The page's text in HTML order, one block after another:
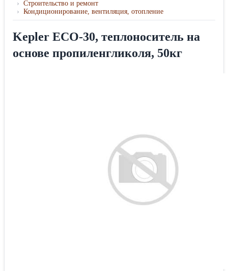
› Строительство и ремонт
› Кондиционирование, вентиляция, отопление
Kepler ECO-30, теплоноситель на
основе пропиленгликоля, 50кг